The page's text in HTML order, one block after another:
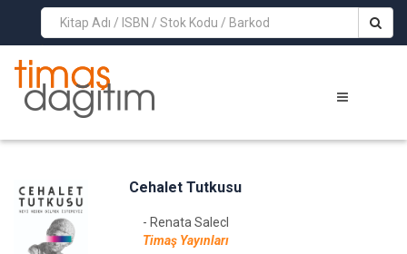
>
Cehalet Tutkusu
- Renata Salecl
Timaş Yayınları